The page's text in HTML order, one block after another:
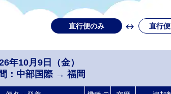
直行便のみ 直行
年10月9日（金）
： 中部国際→ 福岡
運航 ANA3859
08:00
中部国際
09:30